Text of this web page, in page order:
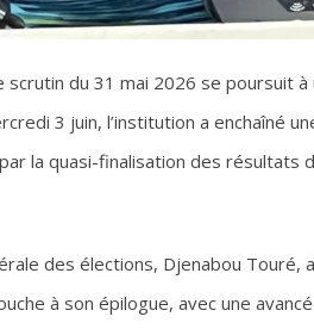
du 31 mai 2026 se poursuit
3 juin, l’institution a enchaîné
la quasi-finalisation des résultats
des élections, Djenabou Touré,
à son épilogue, avec une